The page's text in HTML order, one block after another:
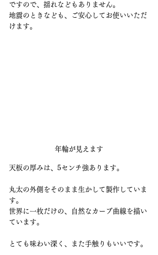
ですので、揺れなどもありません。
地震のときなども、ご安心してお使いいただ
けます。
年輪が見えます
天板の厚みは、5センチ強あります。
丸太の外側をそのまま生かして製作していま
す。
世界に一枚だけの、自然なカーブ曲線を描い
ています。
とても味わい深く、また手触りもいいです。